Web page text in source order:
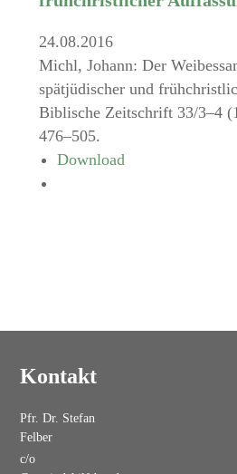
24.08.2016
Michl, Johann: Der
spätjüdischer und
Biblische Zeitschrift 33/3–4
476–505.
Download
Kontakt
Pfr. Dr. Stefan
Felber
c/o